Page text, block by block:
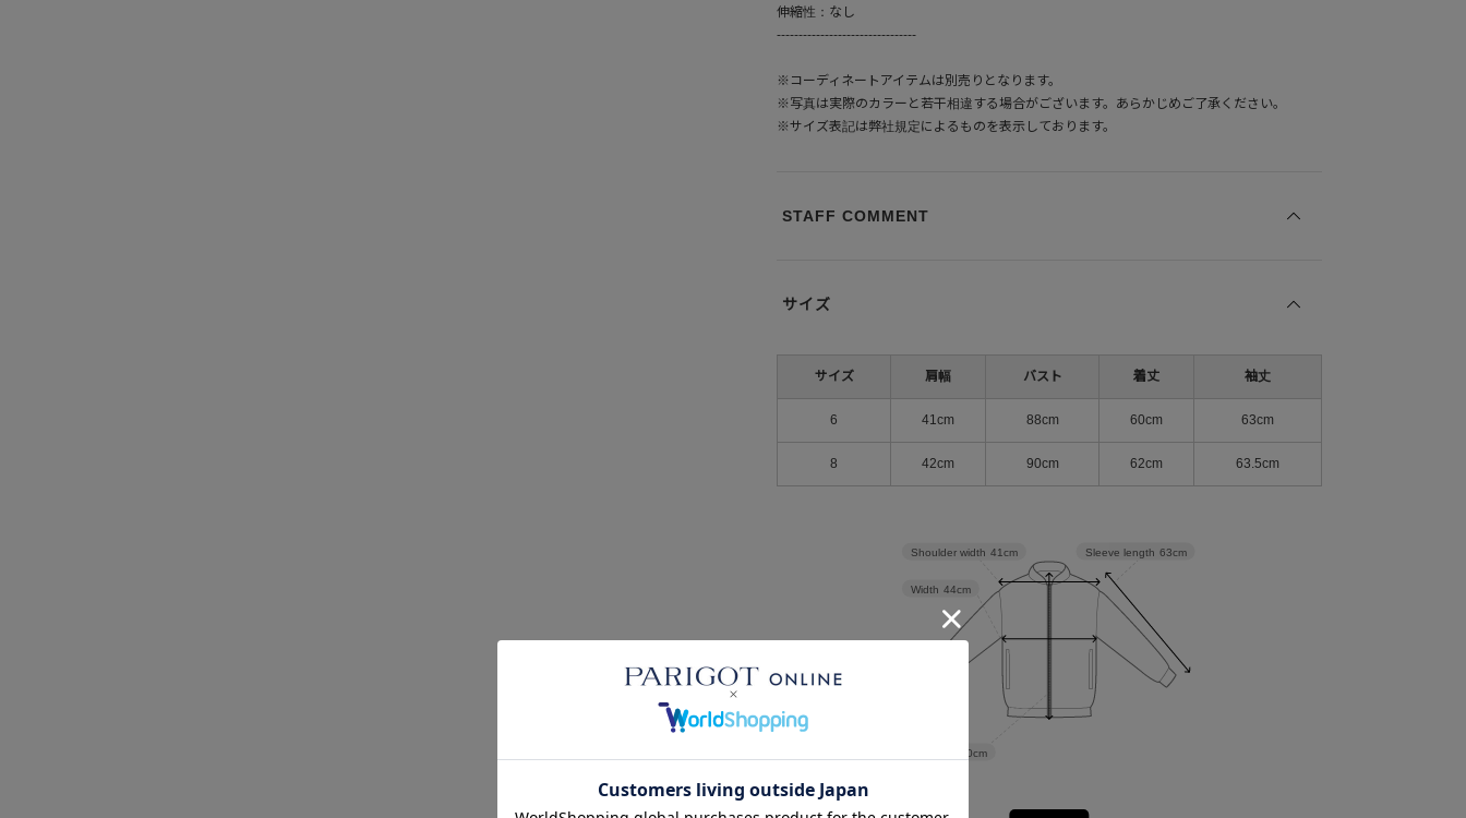
伸縮性：なし
--------------------------------
※コーディネートアイテムは別売りとなります。
※写真は実際のカラーと若干相違する場合がございます。あらかじめご了承ください。
※サイズ表記は弊社規定によるものを表示しております。
STAFF COMMENT
サイズ
サイズ 肩幅 バスト 着丈 袖丈
6 41cm 88cm 60cm 63cm
8 42cm 90cm 62cm 63.5cm
Sleeve length 63cm
60cm
Width 44cm
Shoulder width 41cm